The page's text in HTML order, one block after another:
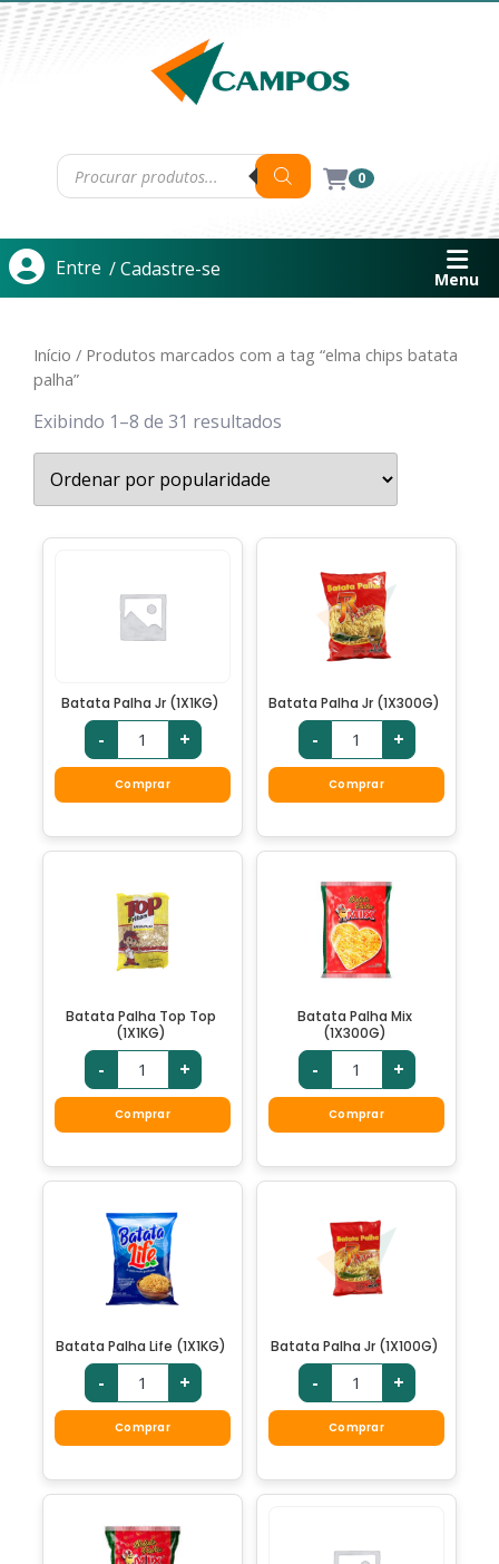
0
Entre / Cadastre-se Menu
Início / Produtos marcados com a tag “elma chips batata
palha”
Exibindo 1–8 de 31 resultados
Batata Palha Jr (1X1KG)
- +
Comprar
Batata Palha Jr (1X300G)
- +
Comprar
Batata Palha Top Top
(1X1KG)
- +
Comprar
Batata Palha Mix
(1X300G)
- +
Comprar
Batata Palha Life (1X1KG)
- +
Comprar
Batata Palha Jr (1X100G)
- +
Comprar